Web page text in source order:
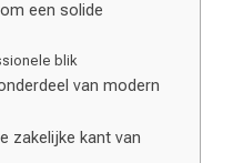
een solide
blik
van modern
zakelijke kant van